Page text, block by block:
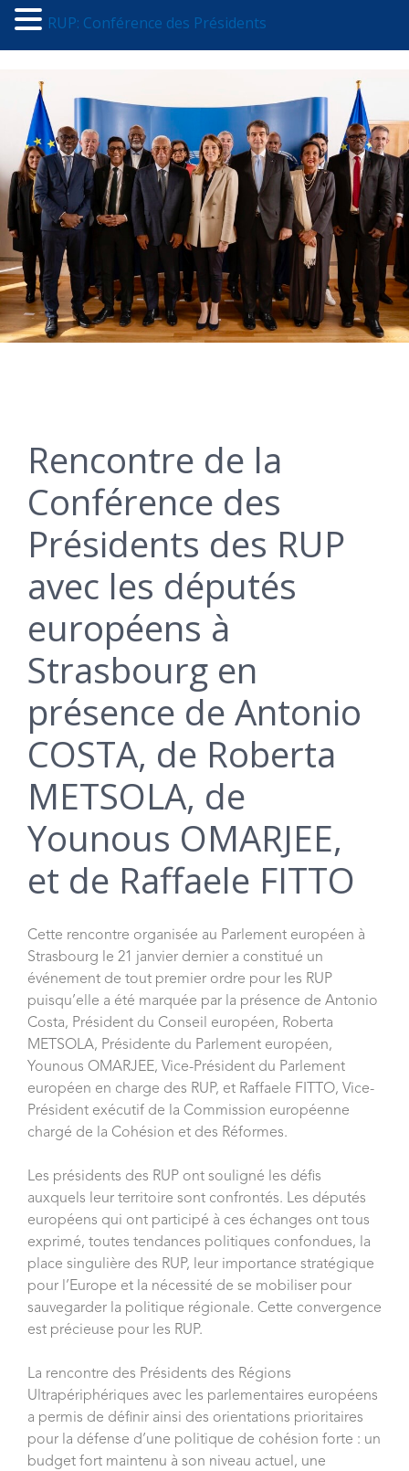
Rencontre de la
Conférence des
Présidents des RUP
avec les députés
européens à
Strasbourg en
présence de Antonio
COSTA, de Roberta
METSOLA, de
Younous OMARJEE,
et de Raffaele FITTO
Cette rencontre organisée au Parlement européen à
Strasbourg le 21 janvier dernier a constitué un
événement de tout premier ordre pour les RUP
puisqu’elle a été marquée par la présence de Antonio
Costa, Président du Conseil européen, Roberta
METSOLA, Présidente du Parlement européen,
Younous OMARJEE, Vice-Président du Parlement
européen en charge des RUP, et Raffaele FITTO, Vice-
Président exécutif de la Commission européenne
chargé de la Cohésion et des Réformes.
Les présidents des RUP ont souligné les défis
auxquels leur territoire sont confrontés. Les députés
européens qui ont participé à ces échanges ont tous
exprimé, toutes tendances politiques confondues, la
place singulière des RUP, leur importance stratégique
pour l’Europe et la nécessité de se mobiliser pour
sauvegarder la politique régionale. Cette convergence
est précieuse pour les RUP.
La rencontre des Présidents des Régions
Ultrapériphériques avec les parlementaires européens
a permis de définir ainsi des orientations prioritaires
pour la défense d’une politique de cohésion forte : un
budget fort maintenu à son niveau actuel, une
RUP: Conférence des Présidents